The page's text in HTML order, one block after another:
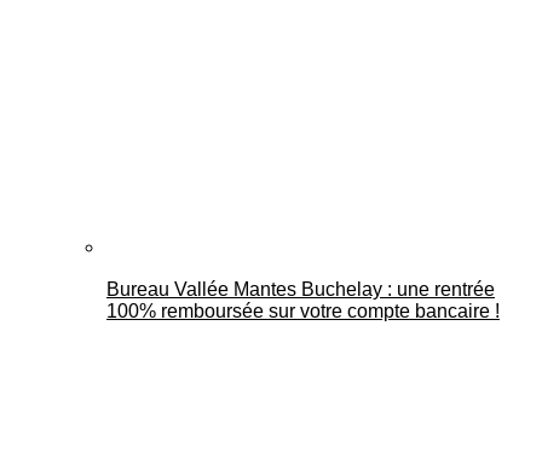
Bureau Vallée Mantes Buchelay : une rentrée
100% remboursée sur votre compte bancaire !